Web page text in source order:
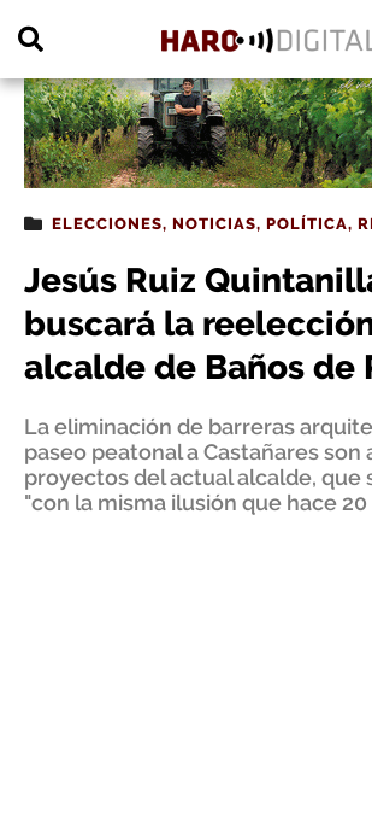
ELECCIONES, NOTICIAS, POLÍTICA,
Jesús Ruiz
buscará la
alcalde de Baños de
La eliminación de barreras
paseo peatonal a Castañares son
proyectos del actual alcalde, que
"con la misma ilusión que hace 20